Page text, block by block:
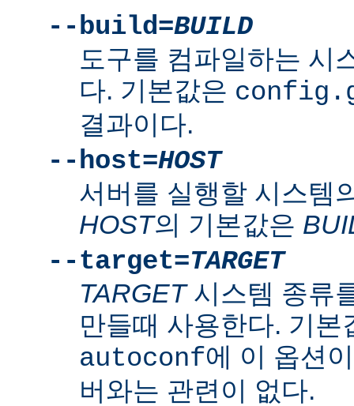
--build=BUILD
도구를 컴파일하는 시
다. 기본값은
결과이다.
--host=HOST
서버를 실행할 시스템
HOST의 기본값은
--target=TARGET
TARGET시스템 종류
만들때 사용한다. 기
autoconf에 이 옵션
버와는 관련이 없다.